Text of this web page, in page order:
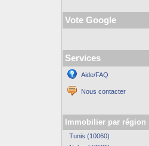
Vote Google
Services
Aide/FAQ
Nous contacter
Immobilier par région
Tunis (10060)